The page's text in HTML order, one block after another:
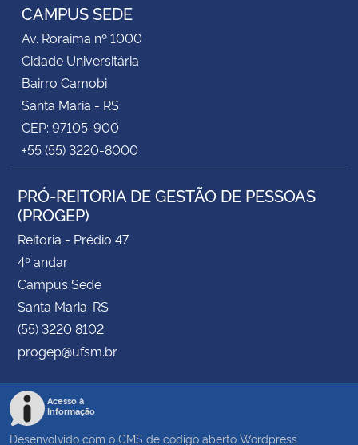
CAMPUS SEDE
Av. Roraima nº 1000
Cidade Universitária
Bairro Camobi
Santa Maria - RS
CEP: 97105-900
+55 (55) 3220-8000
PRÓ-REITORIA DE GESTÃO DE PESSOAS
(PROGEP)
Reitoria - Prédio 47
4º andar
Campus Sede
Santa Maria-RS
(55) 3220 8102
progep@ufsm.br
Acesso à
Informação
Desenvolvido com o CMS de código aberto Wordpress